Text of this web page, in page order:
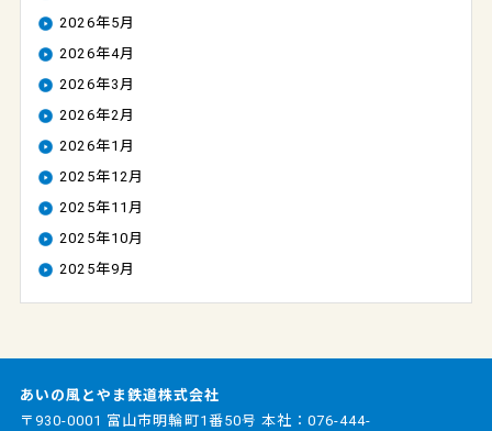
2026年5月
2026年4月
2026年3月
2026年2月
2026年1月
2025年12月
2025年11月
2025年10月
2025年9月
あいの風とやま鉄道株式会社
〒930-0001 富山市明輪町1番50号 本社： 076-444-